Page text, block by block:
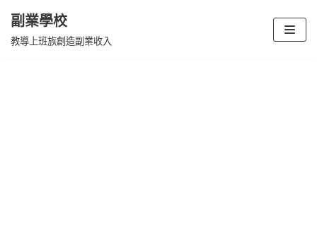
Skip
副業學校
教導上班族創造副業收入